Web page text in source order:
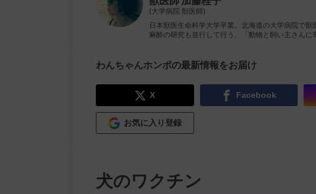
(大学病院 獣医師)
日本獣医生命科学大学卒業。北海道の大学病院で
麻酔の研究も並行して行う。「動物と飼い主さんに
わんちゃんホンポの最新情報をお届け
X Facebook
お気に入り登録
犬のワクチン